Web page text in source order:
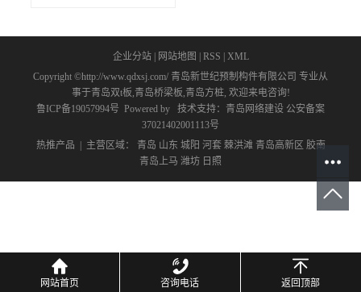
网站首页 咨询电话 返回顶部
企业分站| 网站地图 RSS
XML
Copyright ©http://www.qdxsj.com/ 青岛新世纪预制构件有限公司 专业从
事于青岛双t板,青岛桥梁板,青岛方桩, 欢迎来电咨询!
鲁ICP备19057994号 Powered by 技术支持： 青岛网络建设 公安备案
37021402001113号
热推产品 | 主营区域： 青岛 山东 城阳 河套 棘洪滩 青岛高新区 胶南
青岛上马 潍坊 日照
网站首页 咨询电话 返回顶部